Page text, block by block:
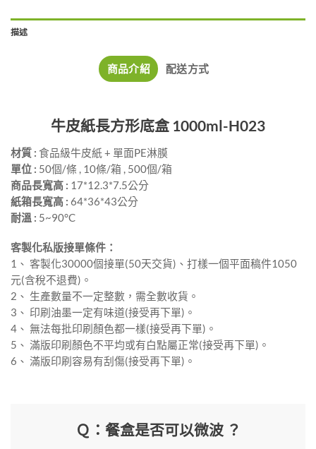
描述
商品介紹 配送方式
牛皮紙長方形底盒 1000ml-H023
材質 : 食品級牛皮紙 + 單面PE淋膜
單位 : 50個/條 , 10條/箱 , 500個/箱
商品長寬高 : 17*12.3*7.5公分
紙箱長寬高 : 64*36*43公分
耐溫 : 5~90°C
客製化私版接單條件：
1、 客製化30000個接單(50天交貨)、打樣一個平面稿件1050
元(含稅不退費)。
2、 生產數量不一定整數，需全數收貨。
3、 印刷油墨一定有味道(接受再下單)。
4、 無法每批印刷顏色都一樣(接受再下單)。
5、 滿版印刷顏色不平均或有白點屬正常(接受再下單)。
6、 滿版印刷容易有刮傷(接受再下單)。
Ｑ：餐盒是否可以微波 ？